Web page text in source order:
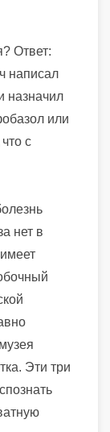
Ответ:
написал
назначил
или
с
нет в
Эти три